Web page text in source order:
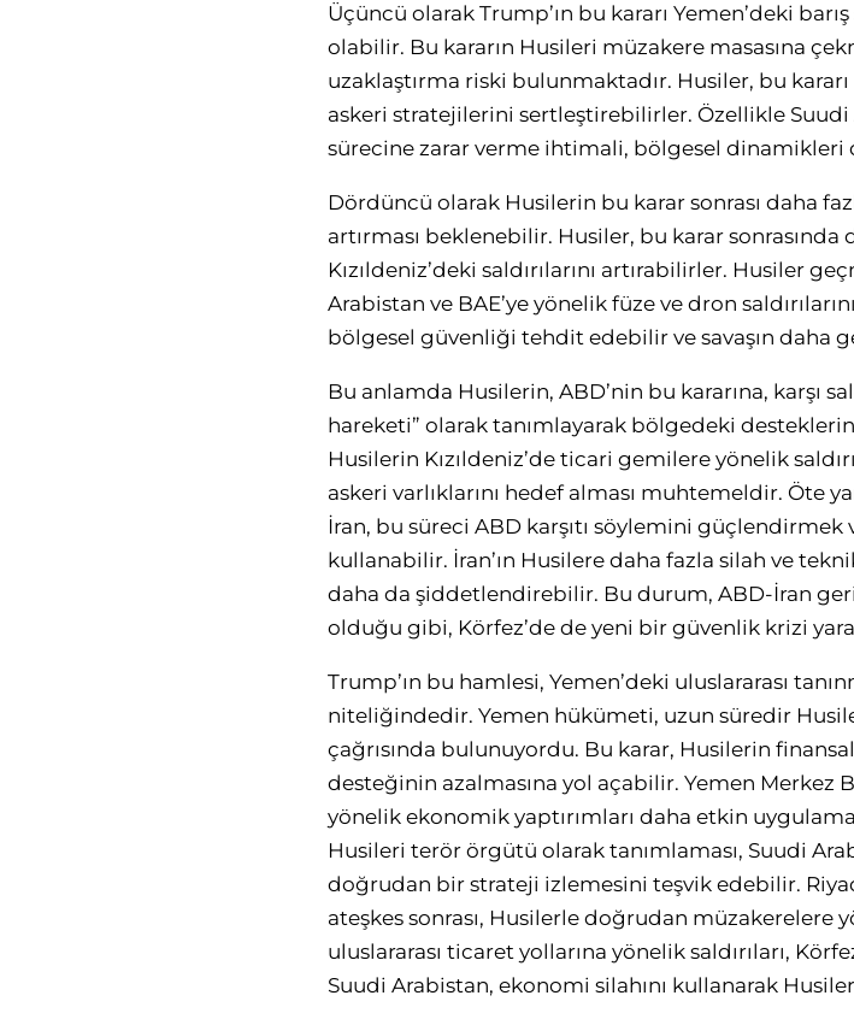
Üçüncü olarak Trump’ın bu kararı Yemen’deki
olabilir. Bu kararın Husileri müzakere masasına
uzaklaştırma riski bulunmaktadır. Husiler, bu
askeri stratejilerini sertleştirebilirler. Özellikle
sürecine zarar verme ihtimali, bölgesel dinamikleri
Dördüncü olarak Husilerin bu karar sonrası daha
artırması beklenebilir. Husiler, bu karar
Kızıldeniz’deki saldırılarını artırabilirler. Husiler
Arabistan ve BAE’ye yönelik füze ve dron
bölgesel güvenliği tehdit edebilir ve savaşın daha
Bu anlamda Husilerin, ABD’nin bu kararına, karşı
hareketi” olarak tanımlayarak bölgedeki
Husilerin Kızıldeniz’de ticari gemilere yönelik
askeri varlıklarını hedef alması muhtemeldir. Öte
İran, bu süreci ABD karşıtı söylemini
kullanabilir. İran’ın Husilere daha fazla silah ve
daha da şiddetlendirebilir. Bu durum, ABD-İran
olduğu gibi, Körfez’de de yeni bir güvenlik krizi
Trump’ın bu hamlesi, Yemen’deki uluslararası
niteliğindedir. Yemen hükümeti, uzun süredir
çağrısında bulunuyordu. Bu karar, Husilerin
desteğinin azalmasına yol açabilir. Yemen Merkez
yönelik ekonomik yaptırımları daha etkin
Husileri terör örgütü olarak tanımlaması, Suudi
doğrudan bir strateji izlemesini teşvik edebilir.
ateşkes sonrası, Husilerle doğrudan müzakerelere
uluslararası ticaret yollarına yönelik saldırıları,
Suudi Arabistan, ekonomi silahını kullanarak